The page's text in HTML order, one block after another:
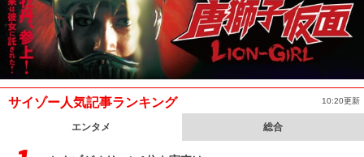
サイゾー人気記事ランキング 10:20更新
エンタメ 総合